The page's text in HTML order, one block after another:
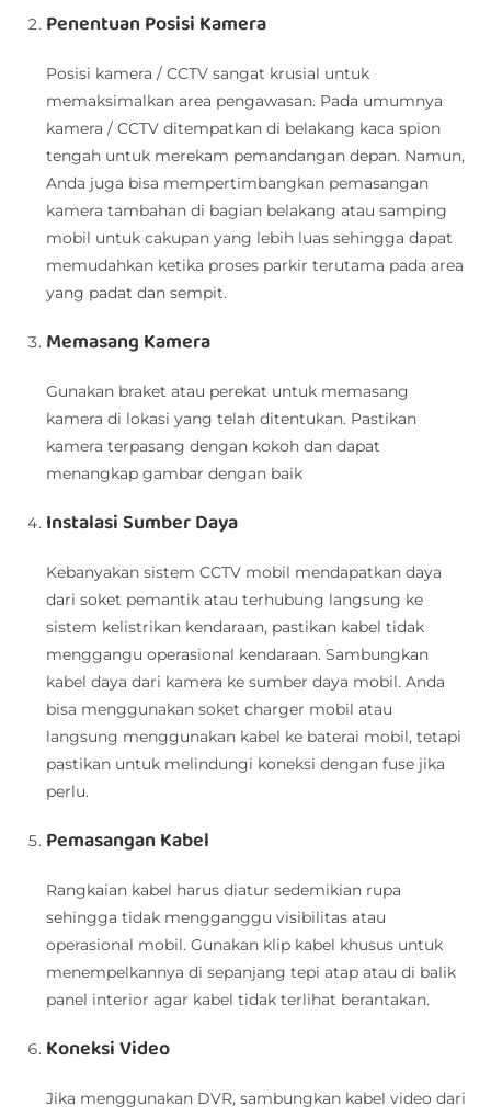
Penentuan Posisi Kamera
Posisi kamera / CCTV sangat krusial untuk
memaksimalkan area pengawasan. Pada umumnya
kamera / CCTV ditempatkan di belakang kaca spion
tengah untuk merekam pemandangan depan. Namun,
Anda juga bisa mempertimbangkan pemasangan
kamera tambahan di bagian belakang atau samping
mobil untuk cakupan yang lebih luas sehingga dapat
memudahkan ketika proses parkir terutama pada area
yang padat dan sempit.
Memasang Kamera
Gunakan braket atau perekat untuk memasang
kamera di lokasi yang telah ditentukan. Pastikan
kamera terpasang dengan kokoh dan dapat
menangkap gambar dengan baik
Instalasi Sumber Daya
Kebanyakan sistem CCTV mobil mendapatkan daya
dari soket pemantik atau terhubung langsung ke
sistem kelistrikan kendaraan, pastikan kabel tidak
menggangu operasional kendaraan. Sambungkan
kabel daya dari kamera ke sumber daya mobil. Anda
bisa menggunakan soket charger mobil atau
langsung menggunakan kabel ke baterai mobil, tetapi
pastikan untuk melindungi koneksi dengan fuse jika
perlu.
Pemasangan Kabel
Rangkaian kabel harus diatur sedemikian rupa
sehingga tidak mengganggu visibilitas atau
operasional mobil. Gunakan klip kabel khusus untuk
menempelkannya di sepanjang tepi atap atau di balik
panel interior agar kabel tidak terlihat berantakan.
Koneksi Video
Jika menggunakan DVR, sambungkan kabel video dari